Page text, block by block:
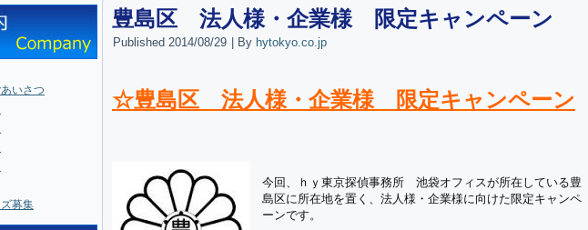
いさつ
募集
豊島区 法人様・企業様 限定キャンペーン
Published 2014/08/29 By hytokyo.co.jp
☆豊島区 法人様・企業様 限定キャンペーン
今回、ｈｙ東京探偵事務所 池袋オフィスが所在している豊
島区に所在地を置く、法人様・企業様に向けた限定キャンペ
ーンです。